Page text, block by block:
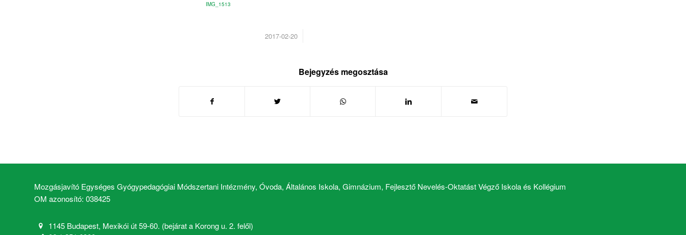
IMG_1513
2017-02-20
/
Bejegyzés megosztása
Mozgásjavító Egységes Gyógypedagógiai Módszertani Intézmény, Óvoda, Általános Iskola, Gimnázium, Fejlesztő Nevelés-Oktatást Végző Iskola és Kollégium
OM azonosító: 038425
1145 Budapest, Mexikói út 59-60. (bejárat a Korong u. 2. felől)